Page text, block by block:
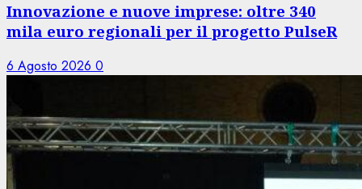
Innovazione e nuove imprese: oltre 340
mila euro regionali per il progetto PulseR
6 Agosto 2026 0